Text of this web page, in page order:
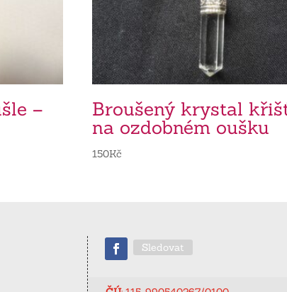
– Broušený krystal
na ozdobném oušku
150Kč
Sledovat